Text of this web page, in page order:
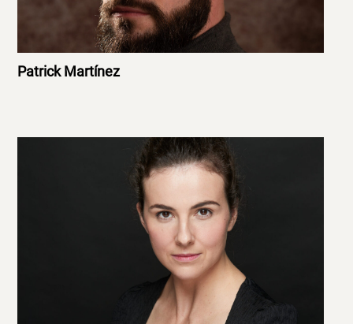
Patrick Martínez